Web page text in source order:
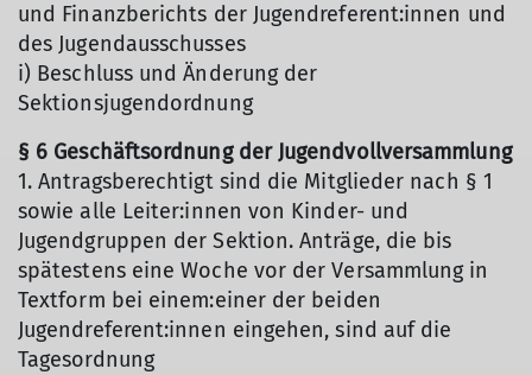
und Finanzberichts der Jugendreferent:innen und
des Jugendausschusses
i) Beschluss und Änderung der
Sektionsjugendordnung
§ 6 Geschäftsordnung der Jugendvollversammlung
1. Antragsberechtigt sind die Mitglieder nach § 1
sowie alle Leiter:innen von Kinder- und
Jugendgruppen der Sektion. Anträge, die bis
spätestens eine Woche vor der Versammlung in
Textform bei einem:einer der beiden
Jugendreferent:innen eingehen, sind auf die
Tagesordnung